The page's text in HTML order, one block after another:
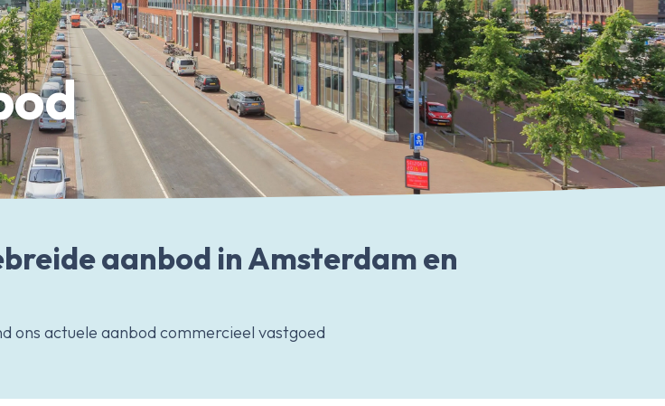
aanbod in Amsterdam en
ons actuele aanbod commercieel vastgoed